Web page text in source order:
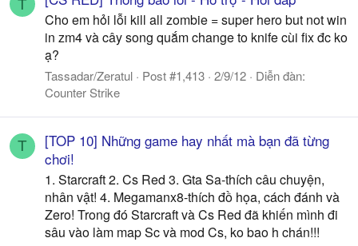
T
Cho em hỏi lỗi kill all zombie = super hero but not win
in zm4 và cây song quắm change to knife cùi fix đc ko
ạ?
Tassadar/Zeratul Post #1,413 2/9/12
Diễn đàn:
Counter Strike
T
[TOP 10] Những game hay nhất mà bạn đã từng
chơi!
1. Starcraft 2. Cs Red 3. Gta Sa-thích câu chuyện,
nhân vật! 4. Megamanx8-thích đồ họa, cách đánh và
Zero! Trong đó Starcraft và Cs Red đã khiến mình đi
sâu vào làm map Sc và mod Cs, ko bao h chán!!!